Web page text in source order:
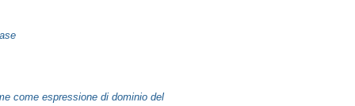
come espressione di dominio del